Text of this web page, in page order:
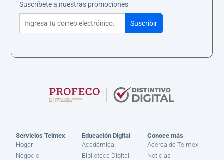
Suscríbete a nuestras promociones
Servicios Telmex
Hogar
Negocio
Educación Digital
Académica
Biblioteca Digital
Conoce más
Acerca de Telmex
Noticias